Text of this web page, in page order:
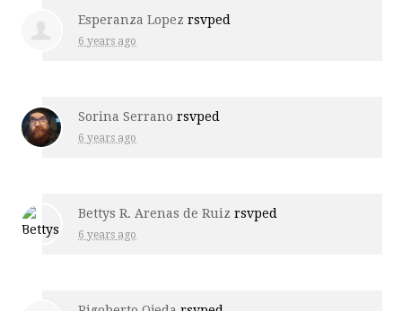
Esperanza Lopez rsvped
6 years ago
Sorina Serrano rsvped
6 years ago
Bettys R. Arenas de Ruiz rsvped
6 years ago